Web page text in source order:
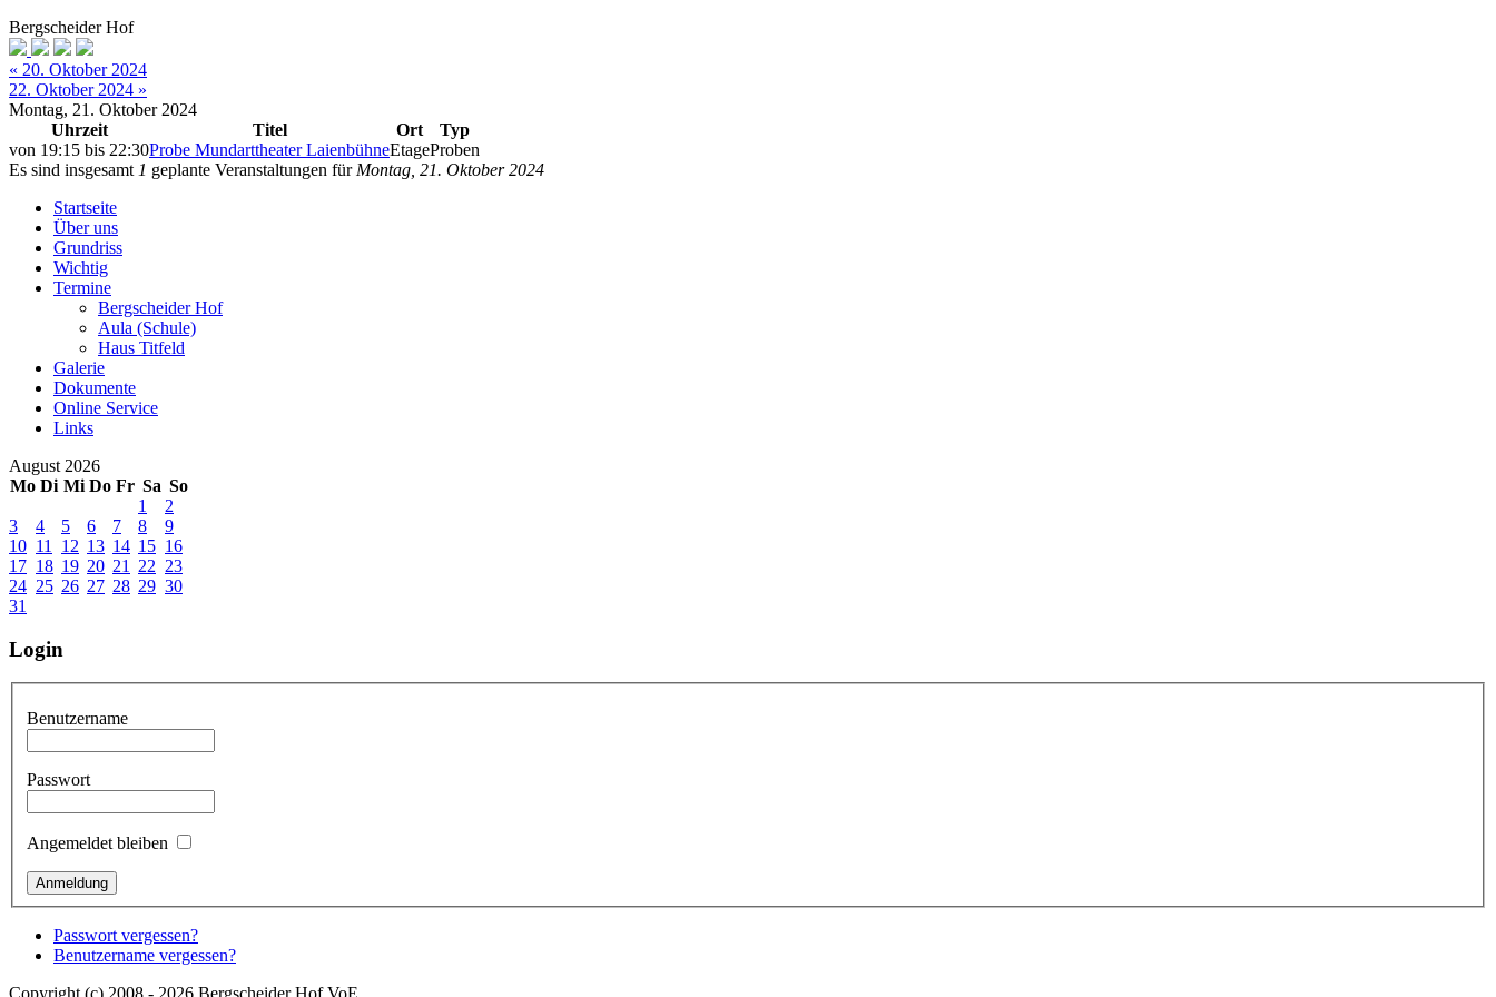
Bergscheider Hof
« 20. Oktober 2024
22. Oktober 2024 »
Montag, 21. Oktober 2024
Uhrzeit
Titel Ort
Typ
von 19:15 bis 22:30Probe Mundarttheater LaienbühneEtageProben
Es sind insgesamt 1 geplante Veranstaltungen für Montag, 21. Oktober 2024
Startseite
Über uns
Grundriss
Wichtig
Termine
Bergscheider Hof
Aula (Schule)
Haus Titfeld
Galerie
Dokumente
Online Service
Links
August 2026
Mo Di Mi Do Fr Sa So
1
2
3
4 5 6 7 8
9
10 11 12 13 14 15 16
17 18 19 20 21 22 23
24 25 26 27 28 29 30
31
Login
Benutzername
Passwort
Angemeldet bleiben
Passwort vergessen?
Benutzername vergessen?
Copyright (c) 2008 - 2026 Bergscheider Hof VoE